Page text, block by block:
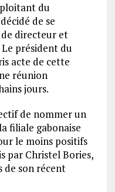
du
de se
de directeur et
président du
acte de cette
réunion
jours.
de nommer un
filiale gabonaise
le moins positifs
par Christel Bories,
de son récent